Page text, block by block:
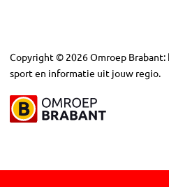
Copyright © 2026Omroep
sport en informatie uit jouw regio.